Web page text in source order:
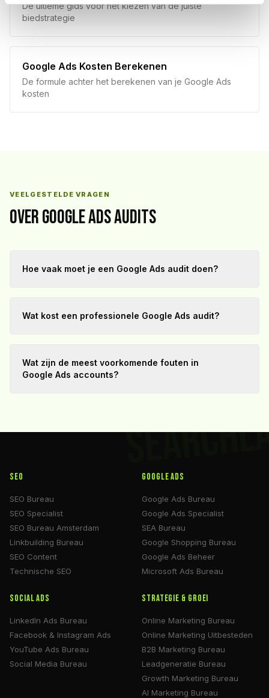
De ultieme gids voor het kiezen van de juiste
biedstrategie
Google Ads Kosten Berekenen
De formule achter het berekenen van je Google Ads
kosten
VEELGESTELDE VRAGEN
Over Google Ads Audits
Hoe vaak moet je een Google Ads audit doen?
Wat kost een professionele Google Ads audit?
Wat zijn de meest voorkomende fouten in
Google Ads accounts?
SEO
SEO Bureau
SEO Specialist
SEO Bureau Amsterdam
Linkbuilding Bureau
SEO Content
Technische SEO
Google Ads
Google Ads Bureau
Google Ads Specialist
SEA Bureau
Google Shopping Bureau
Google Ads Beheer
Microsoft Ads Bureau
Social Ads
LinkedIn Ads Bureau
Facebook & Instagram Ads
YouTube Ads Bureau
Social Media Bureau
Strategie & Groei
Online Marketing Bureau
Online Marketing Uitbesteden
B2B Marketing Bureau
Leadgeneratie Bureau
Growth Marketing Bureau
AI Marketing Bureau